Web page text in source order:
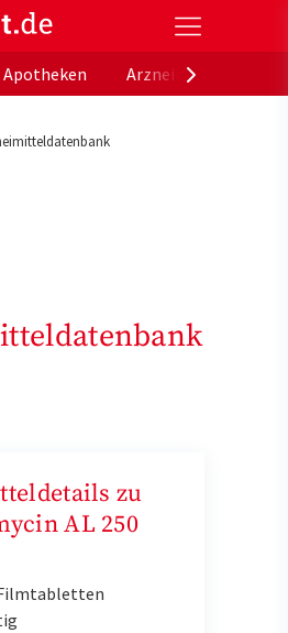
offizielle Gesundheitsportal der
Apotheken
zu
AL 250